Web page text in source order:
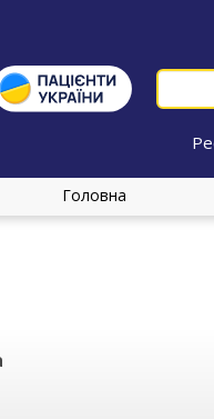
Головна